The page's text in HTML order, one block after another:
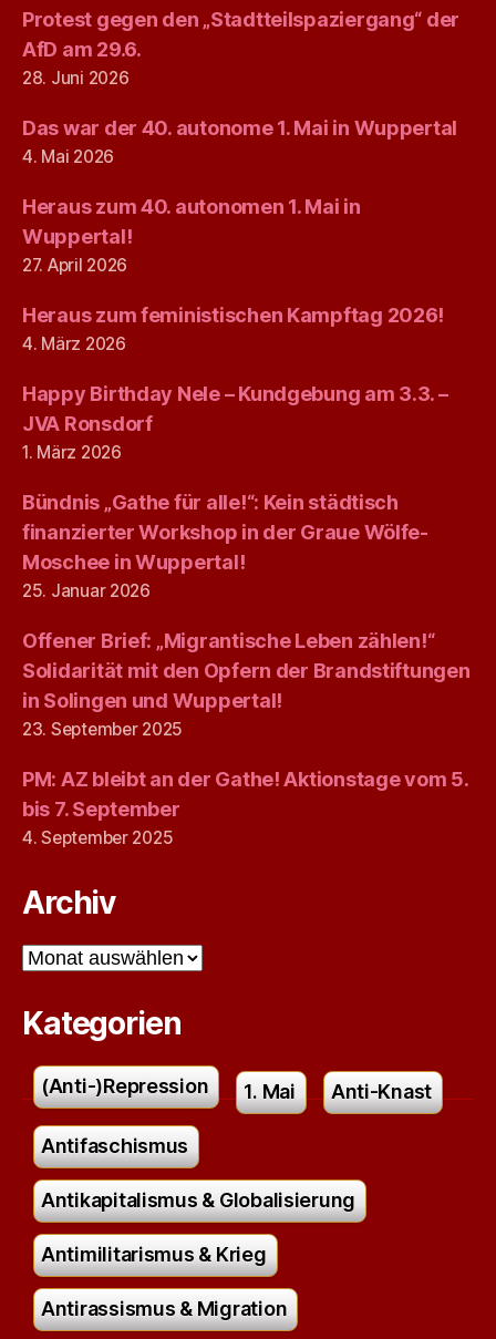
Protest gegen den „Stadtteilspaziergang“ der
AfD am 29.6.
28. Juni 2026
Das war der 40. autonome 1. Mai in Wuppertal
4. Mai 2026
Heraus zum 40. autonomen 1. Mai in
Wuppertal!
27. April 2026
Heraus zum feministischen Kampftag 2026!
4. März 2026
Happy Birthday Nele – Kundgebung am 3.3. –
JVA Ronsdorf
1. März 2026
Bündnis „Gathe für alle!“: Kein städtisch
finanzierter Workshop in der Graue Wölfe-
Moschee in Wuppertal!
25. Januar 2026
Offener Brief: „Migrantische Leben zählen!“
Solidarität mit den Opfern der Brandstiftungen
in Solingen und Wuppertal!
23. September 2025
PM: AZ bleibt an der Gathe! Aktionstage vom 5.
bis 7. September
4. September 2025
Archiv
Archiv
Kategorien
(Anti-)Repression 1. Mai Anti-Knast
Antifaschismus
Antikapitalismus & Globalisierung
Antimilitarismus & Krieg
Antirassismus & Migration